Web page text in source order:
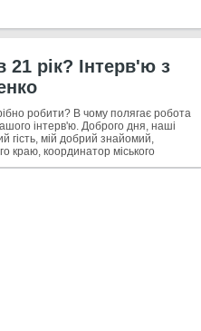
21 рік? Інтерв'ю з
робити? В чому полягає робота
інтерв'ю. Доброго дня, наші
гість, мій добрий знайомий,
краю, координатор міського